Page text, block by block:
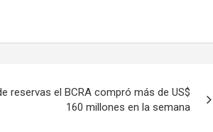
p
tir
reservas el BCRA compró más de US$
160 millones en la semana